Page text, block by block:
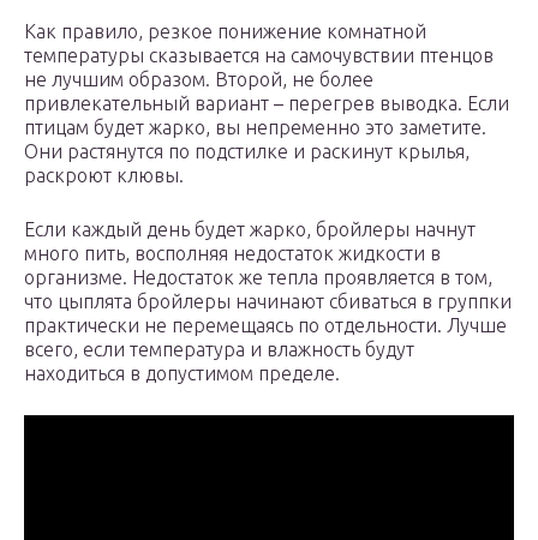
Как правило, резкое понижение комнатной
температуры сказывается на самочувствии птенцов
не лучшим образом. Второй, не более
привлекательный вариант – перегрев выводка. Если
птицам будет жарко, вы непременно это заметите.
Они растянутся по подстилке и раскинут крылья,
раскроют клювы.
Если каждый день будет жарко, бройлеры начнут
много пить, восполняя недостаток жидкости в
организме. Недостаток же тепла проявляется в том,
что цыплята бройлеры начинают сбиваться в группки
практически не перемещаясь по отдельности. Лучше
всего, если температура и влажность будут
находиться в допустимом пределе.